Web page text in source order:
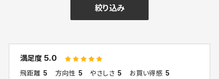
絞り込み
満足度5.0
飛距離 5 方向性 5 やさしさ 5 お買い得感 5